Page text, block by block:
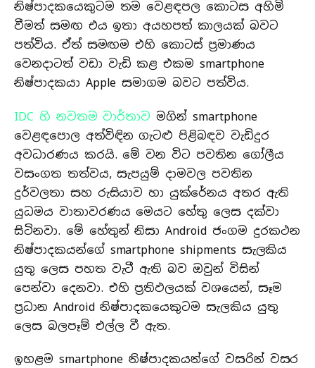
නිෂ්පාදකයෙකුටම තම වෙළඳපල කොටස අහිමි
වීමත් සමඟ එය ඉතා අයහපත් කාලයක් බවට
පත්විය. ඒත් සමඟම එහි කොටස් ප්‍රමාණය
වෙනදාටත් වඩා වැඩි කළ එකම smartphone
නිෂ්පාදකයා Apple සමාගම බවට පත්විය.
IDC හි නවතම වාර්තාව මගින් smartphone
වෙළඳපොල අත්විඳින ගැටළු පිළිබඳව වැඩිදුර
අවධාරණය කරයි. මේ වන විට පවතින ගෝලීය
වසංගත තත්වය, සැපයුම් දාමවල පවතින
දුර්වලතා සහ රුසියාව හා යුක්රේනය අතර ඇති
යුධමය වාතාවරණය මෙයට හේතු ලෙස දක්වා
සිටිනවා. මේ හේතුන් නිසා Android ජංගම දුරකථන
නිෂ්පාදකයන්ගේ smartphone shipments සැලකිය
යුතු ලෙස පහත වැටී ඇති බව ඔවුන් විසින්
පෙන්වා දෙනවා. එහි ප්‍රතිඵලයක් වශයෙන්, සෑම
ප්‍රධාන Android නිෂ්පාදකයෙකුටම සැලකිය යුතු
ලෙස බලපෑම් එල්ල වී ඇත.
ඉහළම smartphone නිෂ්පාදකයන්ගේ වසරින් වසර